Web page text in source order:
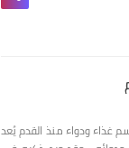
غذاء ودواء منذ القدم يُعد